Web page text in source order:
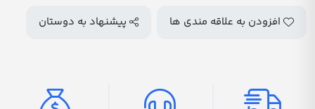
افزودن به علاقه مندی ها پیشنهاد به دوستان